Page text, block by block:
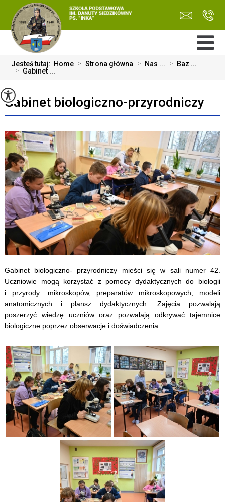
Jesteś tutaj: Home > Strona główna > Nas ... > Baz ...
> Gabinet ...
Gabinet biologiczno-przyrodniczy
Gabinet biologiczno- przyrodniczy mieści się w sali numer 42.
Uczniowie mogą korzystać z pomocy dydaktycznych do biologii
i przyrody: mikroskopów, preparatów mikroskopowych, modeli
anatomicznych i plansz dydaktycznych. Zajęcia pozwalają
poszerzyć wiedzę uczniów oraz pozwalają odkrywać tajemnice
biologiczne poprzez obserwacje i doświadczenia.